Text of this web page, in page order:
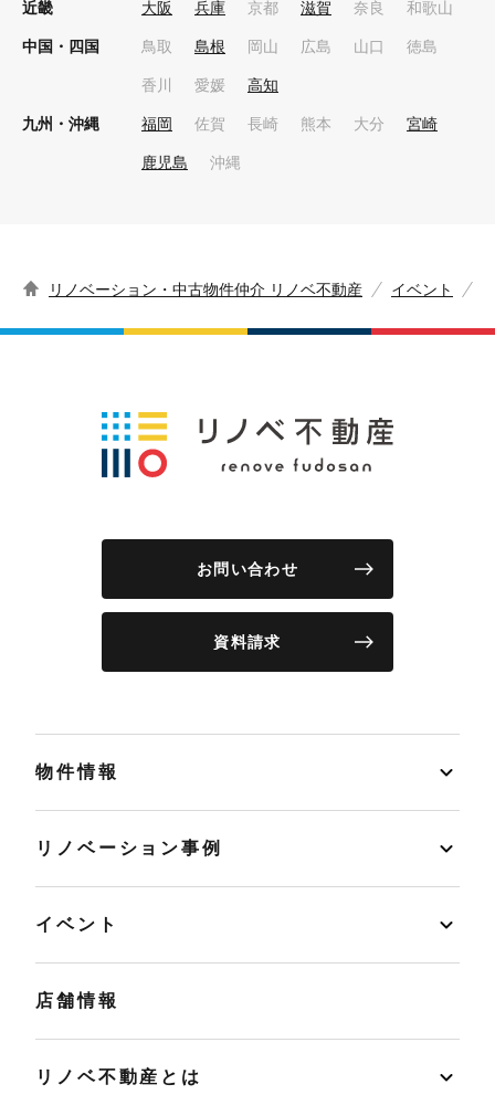
近畿 大阪 兵庫 京都 滋賀 奈良 和歌山
中国・四国 鳥取 島根 岡山 広島 山口 徳島
香川 愛媛 高知
九州・沖縄 福岡 佐賀 長崎 熊本 大分 宮崎
鹿児島 沖縄
リノベーション・中古物件仲介 リノベ不動産 イベント
お問い合わせ
資料請求
物件情報
リノベーション事例
イベント
店舗情報
リノベ不動産とは